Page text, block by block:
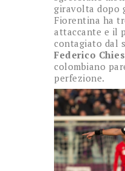
giravolta dopo
Fiorentina ha
attaccante e il
contagiato dal
Federico
colombiano
perfezione.